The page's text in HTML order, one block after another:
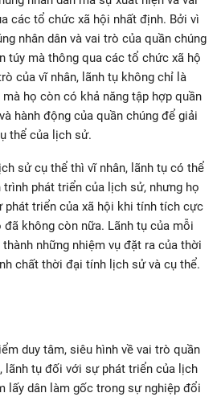
các tổ chức xã hội nhất định. Bởi vì
nhân dân và vai trò của quần chúng
túy mà thông qua các tổ chức xã hộ
của vĩ nhân, lãnh tụ không chỉ là
họ còn có khả năng tập hợp quần
hành động của quần chúng để giải
thể của lịch sử.
sử cụ thể thì vĩ nhân, lãnh tụ có thể
phát triển của lịch sử, nhưng họ
phát triển của xã hội khi tính tích cực
không còn nữa. Lãnh tụ của mỗi
những nhiệm vụ đặt ra của thời
chất thời đại tính lịch sử và cụ thể.
duy tâm, siêu hình về vai trò quần
lãnh tụ đối với sự phát triển của lịch
lấy dân làm gốc trong sự nghiệp đổi